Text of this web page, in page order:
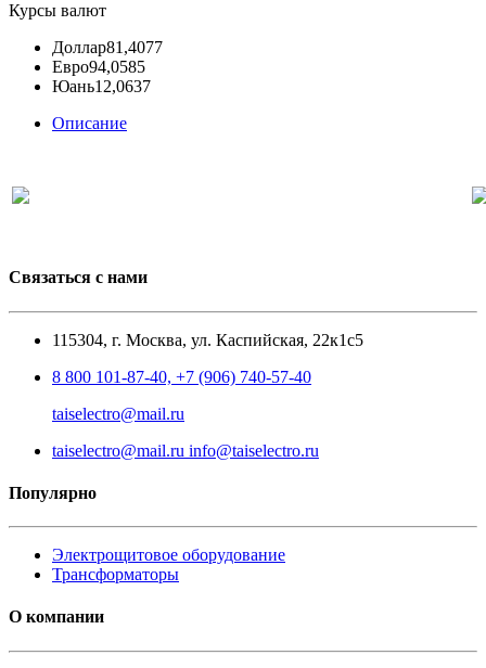
Курсы валют
Доллар81,4077
Евро94,0585
Юань12,0637
Описание
Связаться с нами
115304, г. Москва, ул. Каспийская, 22к1с5
8 800 101-87-40, +7 (906) 740-57-40
taiselectro@mail.ru
taiselectro@mail.ru info@taiselectro.ru
Популярно
Электрощитовое оборудование
Трансформаторы
О компании